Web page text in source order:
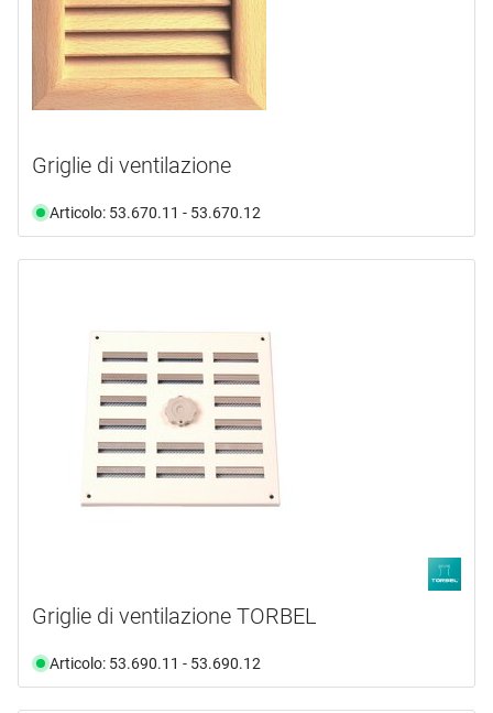
Griglie di ventilazione
Articolo: 53.670.11 - 53.670.12
Griglie di ventilazione TORBEL
Articolo: 53.690.11 - 53.690.12